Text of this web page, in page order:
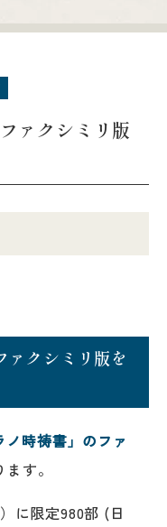
ァクシミリ版
ァクシミリ版を
ノ時祷書」のファ
す。
に限定980部 (日